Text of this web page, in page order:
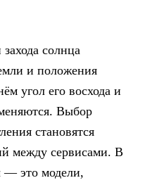
солнца
и положения
угол его восхода и
Выбор
становятся
между сервисами. В
— это модели,